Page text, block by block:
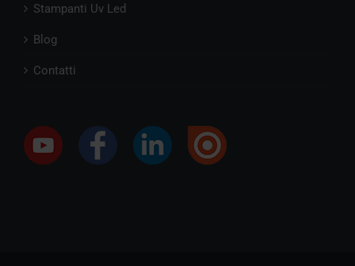
Stampanti Uv Led
Blog
Contatti